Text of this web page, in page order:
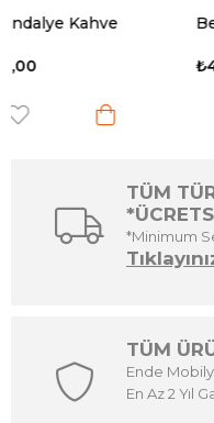
Bella Sandalye
TÜM
*Minimum
TÜM
Ende
En Az 2 Yıl